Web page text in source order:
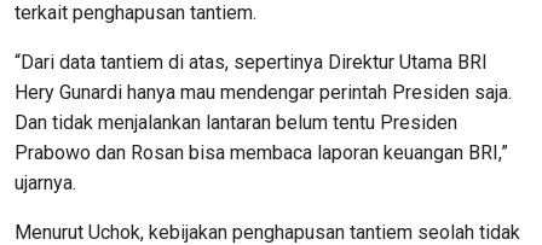
terkait penghapusan tantiem.
“Dari data tantiem di atas, sepertinya Direktur Utama BRI
Hery Gunardi hanya mau mendengar perintah Presiden saja.
Dan tidak menjalankan lantaran belum tentu Presiden
Prabowo dan Rosan bisa membaca laporan keuangan BRI,”
ujarnya.
Menurut Uchok, kebijakan penghapusan tantiem seolah tidak